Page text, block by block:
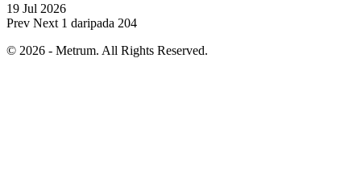
19 Jul 2026
Prev Next 1 daripada 204
© 2026 - Metrum. All Rights Reserved.